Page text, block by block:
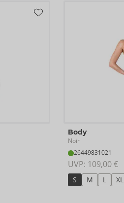
Body
Noir
26449831021
UVP: 109,00 €
S M L XL